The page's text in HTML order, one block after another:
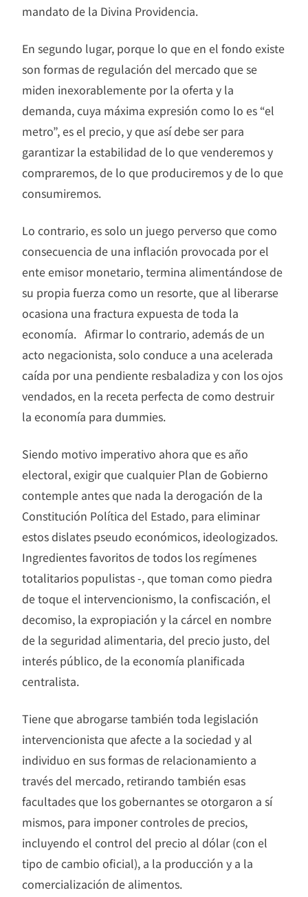
mandato de la Divina Providencia.
En segundo lugar, porque lo que en el fondo existe
son formas de regulación del mercado que se
miden inexorablemente por la oferta y la
demanda, cuya máxima expresión como lo es “el
metro”, es el precio, y que así debe ser para
garantizar la estabilidad de lo que venderemos y
compraremos, de lo que produciremos y de lo que
consumiremos.
Lo contrario, es solo un juego perverso que como
consecuencia de una inflación provocada por el
ente emisor monetario, termina alimentándose de
su propia fuerza como un resorte, que al liberarse
ocasiona una fractura expuesta de toda la
economía. Afirmar lo contrario, además de un
acto negacionista, solo conduce a una acelerada
caída por una pendiente resbaladiza y con los ojos
vendados, en la receta perfecta de como destruir
la economía para dummies.
Siendo motivo imperativo ahora que es año
electoral, exigir que cualquier Plan de Gobierno
contemple antes que nada la derogación de la
Constitución Política del Estado, para eliminar
estos dislates pseudo económicos, ideologizados.
Ingredientes favoritos de todos los regímenes
totalitarios populistas -, que toman como piedra
de toque el intervencionismo, la confiscación, el
decomiso, la expropiación y la cárcel en nombre
de la seguridad alimentaria, del precio justo, del
interés público, de la economía planificada
centralista.
Tiene que abrogarse también toda legislación
intervencionista que afecte a la sociedad y al
individuo en sus formas de relacionamiento a
través del mercado, retirando también esas
facultades que los gobernantes se otorgaron a sí
mismos, para imponer controles de precios,
incluyendo el control del precio al dólar (con el
tipo de cambio oficial), a la producción y a la
comercialización de alimentos.